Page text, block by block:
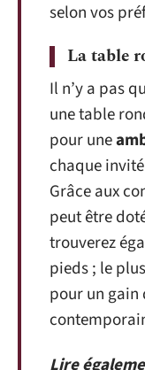
selon vos
La table
Il n’y a pas
une table
pour une
chaque
Grâce aux
peut être
trouverez
pieds ; le
pour un gain
Lire